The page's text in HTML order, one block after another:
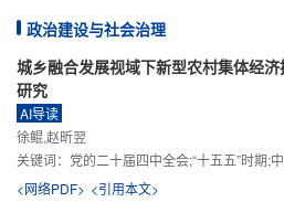
政治建设与社会治理
城乡融合发展视域下新型农村集体经
研究
AI导读
徐鲲,赵昕翌
关键词： 党的二十届四中全会;“十五五”时期;中国式农业农村现
<网络PDF> <引用本文>